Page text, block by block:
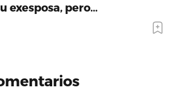
exesposa, pero…